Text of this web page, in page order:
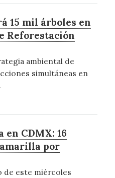
15 mil árboles en
Reforestación
ambiental de
simultáneas en
CDMX: 16
por
de este miércoles